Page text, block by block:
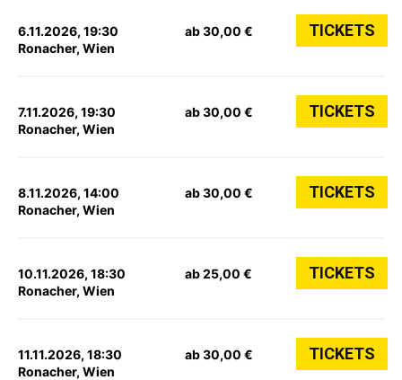
6.11.2026, 19:30
Ronacher, Wien
ab 30,00 € TICKETS
7.11.2026, 19:30
Ronacher, Wien
ab 30,00 € TICKETS
8.11.2026, 14:00
Ronacher, Wien
ab 30,00 € TICKETS
10.11.2026, 18:30
Ronacher, Wien
ab 25,00 € TICKETS
11.11.2026, 18:30
Ronacher, Wien
ab 30,00 € TICKETS